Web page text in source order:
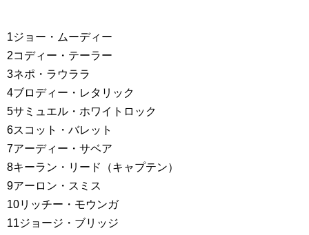
1ジョー・ムーディー
2コディー・テーラー
3ネポ・ラウララ
4ブロディー・レタリック
5サミュエル・ホワイトロック
6スコット・バレット
7アーディー・サベア
8キーラン・リード（キャプテン）
9アーロン・スミス
10リッチー・モウンガ
11ジョージ・ブリッジ